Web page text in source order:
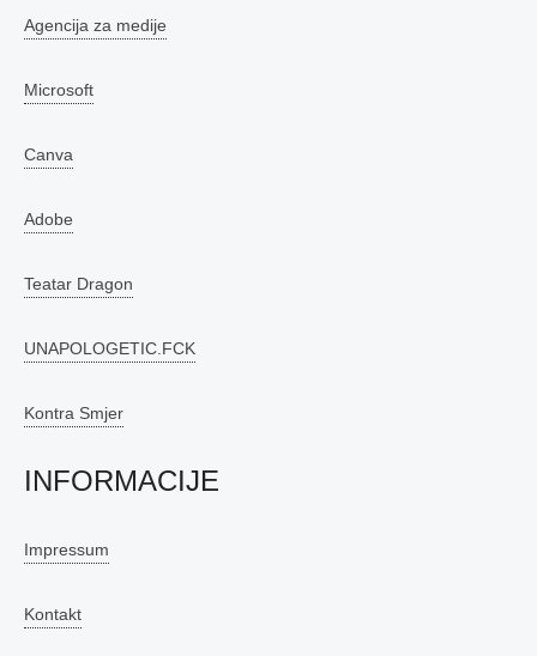
Agencija za medije
Microsoft
Canva
Adobe
Teatar Dragon
UNAPOLOGETIC.FCK
Kontra Smjer
INFORMACIJE
Impressum
Kontakt